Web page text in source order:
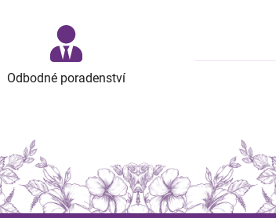
Odbodné poradenství